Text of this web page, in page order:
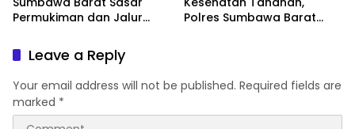
Permukiman dan Jalur
Tetap Kondusif
Polres Sumbawa Barat
Leave a Reply
Your email address will not be published. Required fields are
marked *